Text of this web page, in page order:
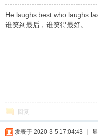
He laughs best who laughs
谁笑到最后，谁笑得最好。
回复
发表于 2020-3-5 17:04:43